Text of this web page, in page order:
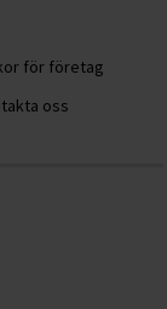
för företag
oss